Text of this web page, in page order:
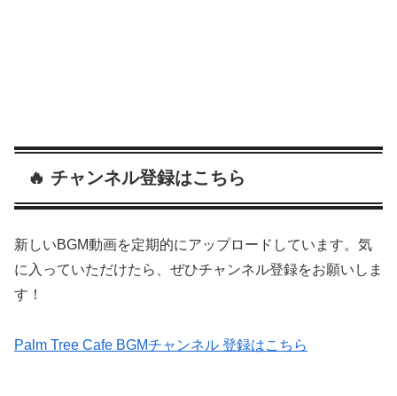
🔥 チャンネル登録はこちら
新しいBGM動画を定期的にアップロードしています。気
に入っていただけたら、ぜひチャンネル登録をお願いしま
す！
Palm Tree Cafe BGMチャンネル 登録はこちら